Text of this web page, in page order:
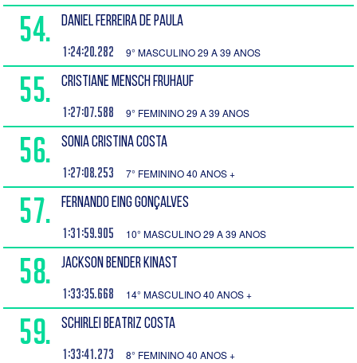
54. DANIEL FERREIRA DE PAULA
1:24:20.282 9° MASCULINO 29 A 39 ANOS
55. CRISTIANE MENSCH FRUHAUF
1:27:07.588 9° FEMININO 29 A 39 ANOS
56. SONIA CRISTINA COSTA
1:27:08.253 7° FEMININO 40 ANOS +
57. FERNANDO EING GONÇALVES
1:31:59.905 10° MASCULINO 29 A 39 ANOS
58. JACKSON BENDER KINAST
1:33:35.668 14° MASCULINO 40 ANOS +
59. SCHIRLEI BEATRIZ COSTA
1:33:41.273 8° FEMININO 40 ANOS +